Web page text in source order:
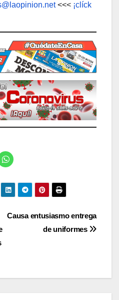
<<< ¡clíck
Causa entusiasmo entrega
de uniformes